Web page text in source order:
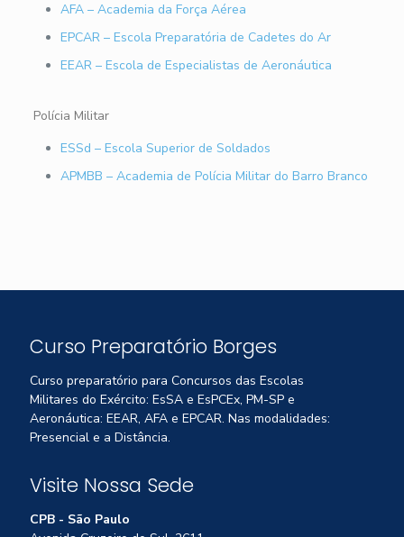
AFA – Academia da Força Aérea
EPCAR – Escola Preparatória de Cadetes do Ar
EEAR – Escola de Especialistas de Aeronáutica
Polícia Militar
ESSd – Escola Superior de Soldados
APMBB – Academia de Polícia Militar do Barro Branco
Curso Preparatório Borges
Curso preparatório para Concursos das Escolas
Militares do Exército: EsSA e EsPCEx, PM-SP e
Aeronáutica: EEAR, AFA e EPCAR. Nas modalidades:
Presencial e a Distância.
Visite Nossa Sede
CPB - São Paulo